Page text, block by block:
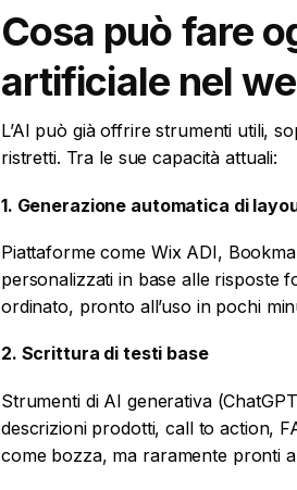
Cosa può fare
artificiale nel
L’AI può già offrire strumenti utili,
ristretti. Tra le sue capacità attuali:
1. Generazione automatica di
Piattaforme come Wix ADI,
personalizzati in base alle risposte
ordinato, pronto all’uso in pochi
2. Scrittura di testi base
Strumenti di AI generativa
descrizioni prodotti, call to action,
come bozza, ma raramente pronti